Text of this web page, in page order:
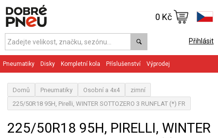
Přihlásit
0 Kč
Pneumatiky Disky Kompletní kola Příslušenství Výprodej
Domů Pneumatiky Osobní a 4x4
zimní
225/50R18 95H, Pirelli, WINTER SOTTOZERO 3 RUNFLAT (*) FR
225/50R18 95H, PIRELLI, WINTER